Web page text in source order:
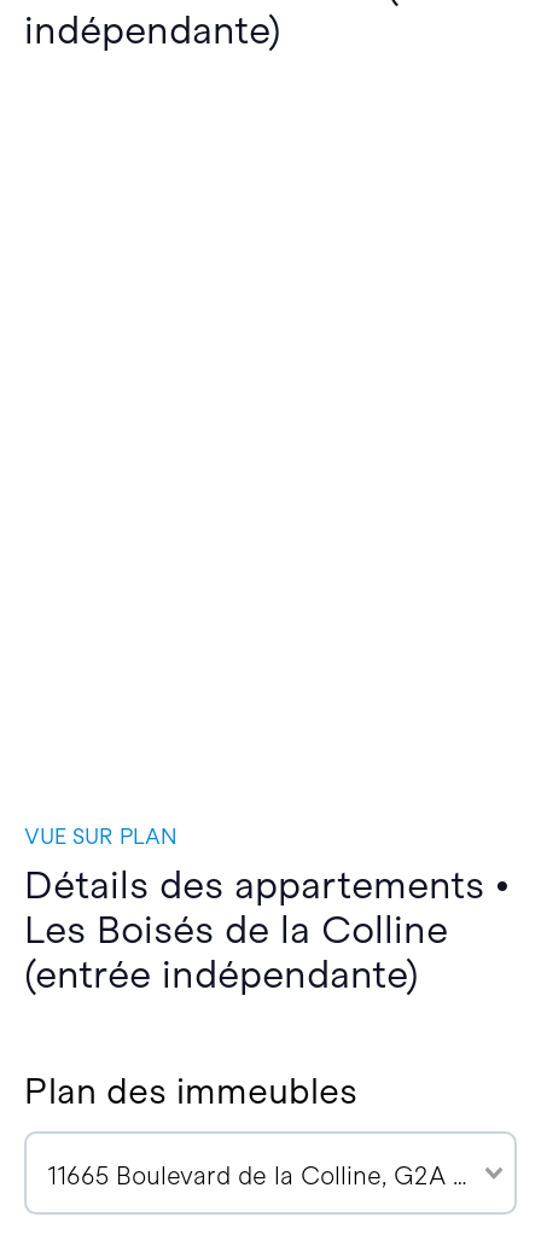
indépendante)
VUE SUR PLAN
Détails des appartements •
Les Boisés de la Colline
(entrée indépendante)
Plan des immeubles
11665 Boulevard de la Colline, G2A 2E1